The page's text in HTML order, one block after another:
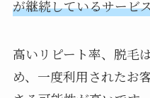
が継続しているサービ
高いリピート率、脱毛
め、一度利用されたお